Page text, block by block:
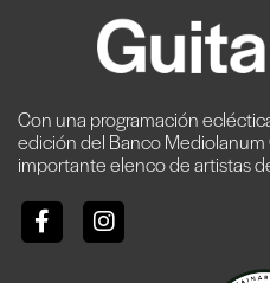
Con una programación
edición del Banco
importante elenco de artistas